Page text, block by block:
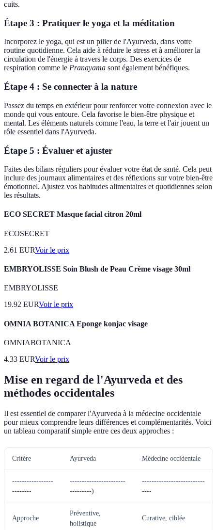
cuits.
Étape 3 : Pratiquer le yoga et la méditation
Incorporez le yoga, qui est un pilier de l'Ayurveda, dans votre
routine quotidienne. Cela aide à réduire le stress et à améliorer la
circulation de l'énergie à travers le corps. Des exercices de
respiration comme le Pranayama sont également bénéfiques.
Étape 4 : Se connecter à la nature
Passez du temps en extérieur pour renforcer votre connexion avec le
monde qui vous entoure. Cela favorise le bien-être physique et
mental. Les éléments naturels comme l'eau, la terre et l'air jouent un
rôle essentiel dans l'Ayurveda.
Étape 5 : Évaluer et ajuster
Faites des bilans réguliers pour évaluer votre état de santé. Cela peut
inclure des journaux alimentaires et des réflexions sur votre bien-être
émotionnel. Ajustez vos habitudes alimentaires et quotidiennes selon
les résultats.
ECO SECRET Masque facial citron 20ml
ECOSECRET
2.61 EURVoir le prix
EMBRYOLISSE Soin Blush de Peau Crème visage 30ml
EMBRYOLISSE
19.92 EURVoir le prix
OMNIA BOTANICA Eponge konjac visage
OMNIABOTANICA
4.33 EURVoir le prix
Mise en regard de l'Ayurveda et des
méthodes occidentales
Il est essentiel de comparer l'Ayurveda à la médecine occidentale
pour mieux comprendre leurs différences et complémentarités. Voici
un tableau comparatif simple entre ces deux approches :
Critère Ayurveda Médecine occidentale
-----------------
--------
-----------------------
---------)
--------------------------
----
Approche
Préventive,
holistique
Curative, ciblée